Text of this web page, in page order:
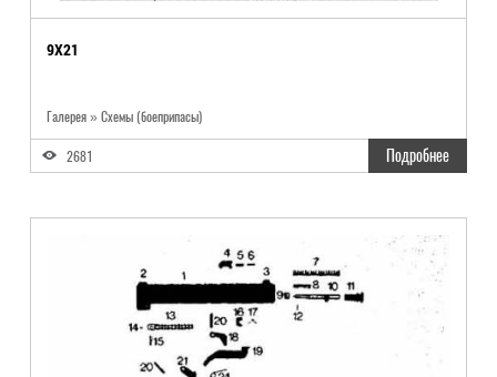
9X21
Галерея » Схемы (боеприпасы)
2681 Подробнее